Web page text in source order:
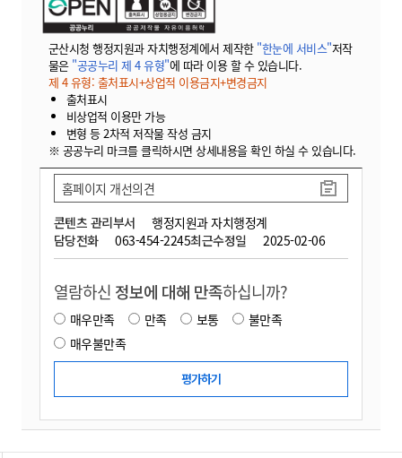
군산시청 행정지원과 자치행정계에서 제작한 "한눈에 서비스"저작
물은 "공공누리 제 4 유형"에 따라 이용 할 수 있습니다.
제 4 유형: 출처표시+상업적 이용금지+변경금지
출처표시
비상업적 이용만 가능
변형 등 2차적 저작물 작성 금지
※ 공공누리 마크를 클릭하시면 상세내용을 확인 하실 수 있습니다.
콘텐츠 관리부서
행정지원과 자치행정계
담당전화
063-454-2245최근수정일 2025-02-06
홈페이지 개선의견
열람하신 정보에 대해 만족하십니까?
매우만족 만족 보통
불만족
매우불만족